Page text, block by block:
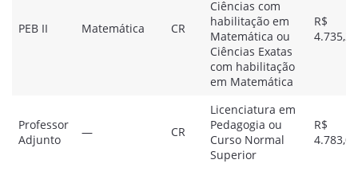
PEB II Matemática CR
Ciências com
habilitação em
Matemática ou
Ciências Exatas
com habilitação
em Matemática
R$
4.735,20
Professor
Adjunto
— CR
Licenciatura em
Pedagogia ou
Curso Normal
Superior
R$
4.783,03